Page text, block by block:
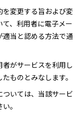
変更する旨および変
、利用者に電子メー
当と認める方法で通
がサービスを利用し
ものとみなします。
いては、当該サービ
。